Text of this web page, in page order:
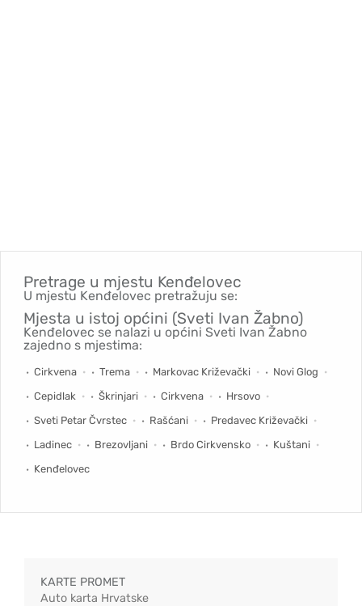
Pretrage u mjestu Kenđelovec
U mjestu Kenđelovec pretražuju se:
Mjesta u istoj općini (Sveti Ivan Žabno)
Kenđelovec se nalazi u općini Sveti Ivan Žabno
zajedno s mjestima:
Cirkvena Trema Markovac Križevački
Novi Glog
Cepidlak
Škrinjari Cirkvena
Hrsovo
Sveti Petar Čvrstec
Rašćani
Predavec Križevački
Ladinec
Brezovljani Brdo Cirkvensko
Kuštani
Kenđelovec
KARTE PROMET
Auto karta Hrvatske